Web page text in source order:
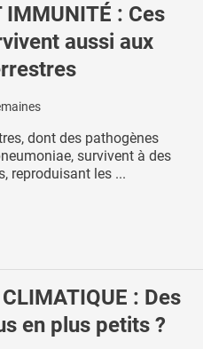
IMMUNITÉ : Ces
aussi aux
dont des pathogènes
survivent à des
reproduisant les ...
: Des
en plus petits ?